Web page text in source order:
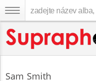
Sam Smith